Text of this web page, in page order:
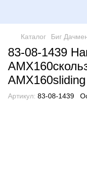
Каталог Биг
83-08-1439
AMX160sliding
Артикул: 83-08-1439